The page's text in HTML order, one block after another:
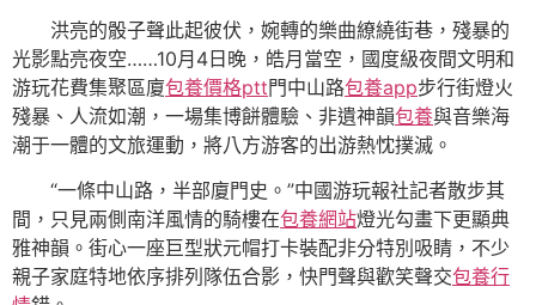
洪亮的骰子聲此起彼伏，婉轉的樂曲繚繞街巷，殘暴的
光影點亮夜空……10月4日晚，皓月當空，國度級夜間文明和
游玩花費集聚區廈包養價格ptt門中山路包養app步行街燈火
殘暴、人流如潮，一場集博餅體驗、非遺神韻包養與音樂海
潮于一體的文旅運動，將八方游客的出游熱忱撲滅。
“一條中山路，半部廈門史。”中國游玩報社記者散步其
間，只見兩側南洋風情的騎樓在包養網站燈光勾畫下更顯典
雅神韻。街心一座巨型狀元帽打卡裝配非分特別吸睛，不少
親子家庭特地依序排列隊伍合影，快門聲與歡笑聲交包養行